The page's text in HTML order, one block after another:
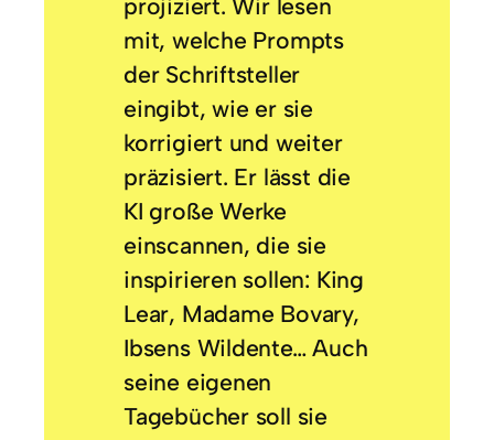
projiziert. Wir lesen
mit, welche Prompts
der Schriftsteller
eingibt, wie er sie
korrigiert und weiter
präzisiert. Er lässt die
KI große Werke
einscannen, die sie
inspirieren sollen: King
Lear, Madame Bovary,
Ibsens Wildente… Auch
seine eigenen
Tagebücher soll sie